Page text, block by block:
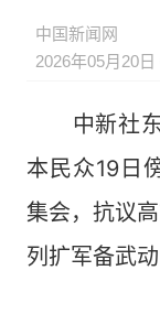
中国新闻网
2026年05月20日
中新社东
本民众19日
集会，抗议
列扩军备武动